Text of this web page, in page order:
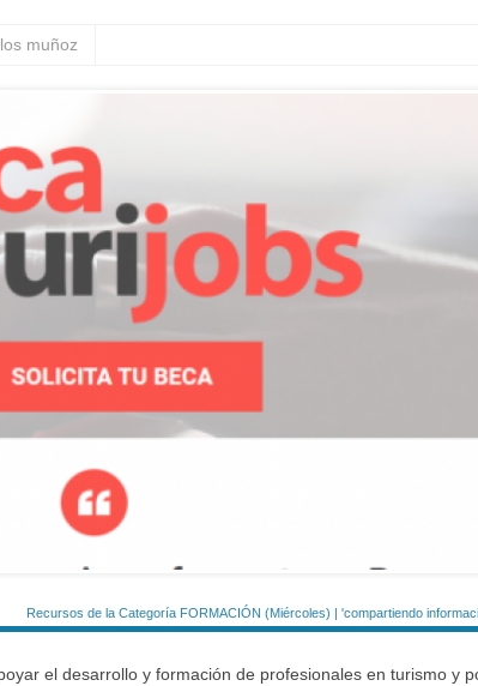
muñoz
Recursos de la Categoría FORMACIÓN (Miércoles) | 'compartiendo
el desarrollo y formación de profesionales en turismo y